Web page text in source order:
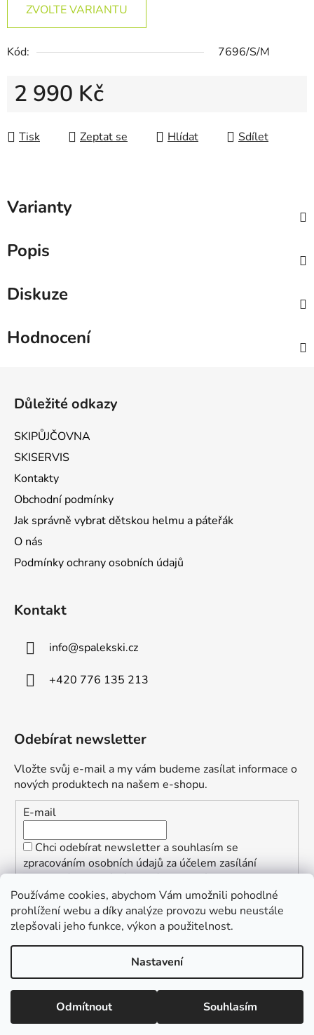
Používáme cookies, abychom Vám umožnili pohodlné
prohlížení webu a díky analýze provozu webu neustále
zlepšovali jeho funkce, výkon a použitelnost.
Nastavení
Odmítnout Souhlasím
ZVOLTE VARIANTU
Kód: 7696/S/M
2 990 Kč
Tisk
Zeptat se Hlídat Sdílet
Varianty
Popis
Diskuze
Hodnocení
Důležité odkazy
SKIPŮJČOVNA
SKISERVIS
Kontakty
Obchodní podmínky
Jak správně vybrat dětskou helmu a páteřák
O nás
Podmínky ochrany osobních údajů
Kontakt
info@spalekski.cz
+420 776 135 213
Odebírat newsletter
Vložte svůj e-mail a my vám budeme zasílat informace o
nových produktech na našem e-shopu.
E-mail
Chci odebírat newsletter a souhlasím se
zpracováním osobních údajů za účelem zasílání
informací o speciálních akcích a slevách.
PŘIHLÁSIT SE
Vytvořil Shoptet
Copyright 2026ŠpalekSki
. Všechna práva vyhrazena.